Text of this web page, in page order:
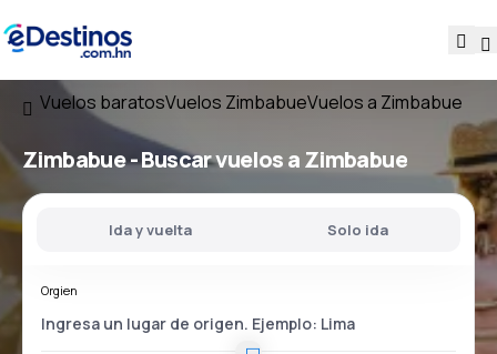
Vuelos baratosVuelos ZimbabueVuelos a Zimbabue
Zimbabue - Buscar vuelos a Zimbabue
Ida y vuelta Solo ida
Orgien